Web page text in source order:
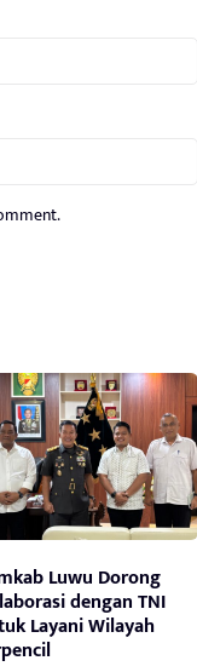
Luwu Dorong
dengan TNI
Layani Wilayah